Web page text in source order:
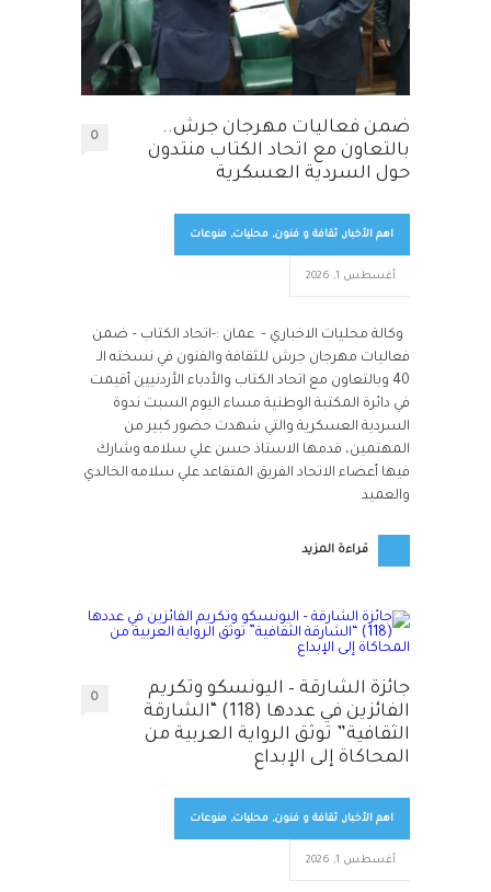
ضمن فعاليات مهرجان جرش..
بالتعاون مع اتحاد الكتاب منتدون
حول السردية العسكرية
0
اهم الأخبار, ثقافة و فنون, محليات, منوعات
أغسطس 1, 2026
وكالة محليات الاخباري – عمان :-اتحاد الكتاب – ضمن
فعاليات مهرجان جرش للثقافة والفنون في نسخته الـ
40 وبالتعاون مع اتحاد الكتاب والأدباء الأردنيين أقيمت
في دائرة المكتبة الوطنية مساء اليوم السبت ندوة
السردية العسكرية والتي شهدت حضور كبير من
المهتمين، قدمها الاستاذ حسن علي سلامه وشارك
فيها أعضاء الاتحاد الفريق المتقاعد علي سلامه الخالدي
والعميد
قراءة المزيد
جائزة الشارقة – اليونسكو وتكريم
الفائزين في عددها (118) “الشارقة
الثقافية” توثق الرواية العربية من
المحاكاة إلى الإبداع
0
اهم الأخبار, ثقافة و فنون, محليات, منوعات
أغسطس 1, 2026